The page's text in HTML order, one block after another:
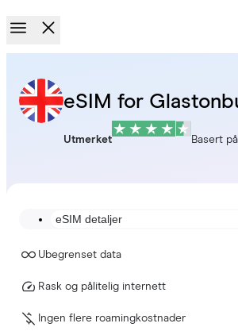
eSIM for
Utmerket Basert på
eSIM detaljer
Ubegrenset data
Rask og pålitelig internett
Ingen flere roamingkostnader